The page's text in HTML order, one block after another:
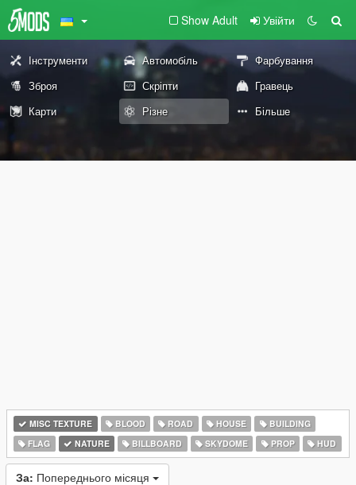
Show Adult Увійти
Інструменти Автомобіль
Фарбування
Зброя
Скріпти
Гравець
Карти
Різне Більше
MISC TEXTURE BLOOD ROAD HOUSE
BUILDING
FLAG
NATURE BILLBOARD SKYDOME PROP HUD
За: Попереднього місяця